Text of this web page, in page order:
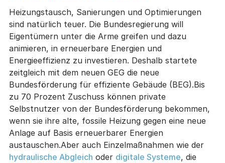
Heizungstausch, Sanierungen und Optimierungen
sind natürlich teuer. Die Bundesregierung will
Eigentümern unter die Arme greifen und dazu
animieren, in erneuerbare Energien und
Energieeffizienz zu investieren. Deshalb startete
zeitgleich mit dem neuen GEG die neue
Bundesförderung für effiziente Gebäude (BEG).Bis
zu 70 Prozent Zuschuss können private
Selbstnutzer von der Bundesförderung bekommen,
wenn sie ihre alte, fossile Heizung gegen eine neue
Anlage auf Basis erneuerbarer Energien
austauschen.Aber auch Einzelmaßnahmen wie der
hydraulische Abgleich oder digitale Systeme, die